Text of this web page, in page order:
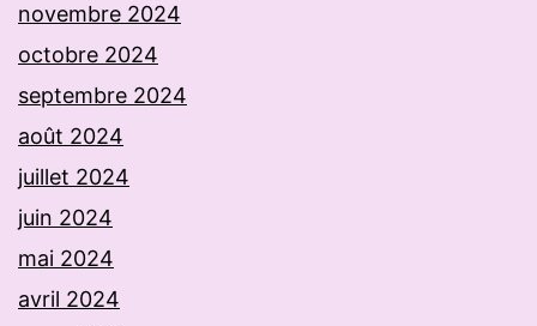
novembre 2024
octobre 2024
septembre 2024
août 2024
juillet 2024
juin 2024
mai 2024
avril 2024